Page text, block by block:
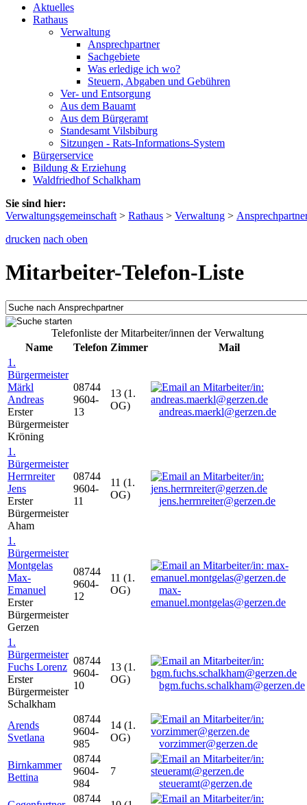
Aktuelles
Rathaus
Verwaltung
Ansprechpartner
Sachgebiete
Was erledige ich wo?
Steuern, Abgaben und Gebühren
Ver- und Entsorgung
Aus dem Bauamt
Aus dem Bürgeramt
Standesamt Vilsbiburg
Sitzungen - Rats-Informations-System
Bürgerservice
Bildung & Erziehung
Waldfriedhof Schalkham
Sie sind hier:
Verwaltungsgemeinschaft > Rathaus > Verwaltung >
drucken nach oben
Mitarbeiter-Telefon-Liste
Telefonliste der Mitarbeiter/innen der Verwaltung
Name
Telefon Zimmer
Mail
1.
Bürgermeister
Märkl
Andreas
Erster
Bürgermeister
Kröning
08744
9604-
13
13 (1.
OG)
andreas.maerkl@gerzen.de
1.
Bürgermeister
Herrnreiter
Jens
Erster
Bürgermeister
Aham
08744
9604-
11
11 (1.
OG)
jens.herrnreiter@gerzen.de
1.
Bürgermeister
Montgelas
Max-
Emanuel
Erster
Bürgermeister
Gerzen
08744
9604-
12
11 (1.
OG)
max-
emanuel.montgelas@gerzen.de
1.
Bürgermeister
Fuchs Lorenz
Erster
Bürgermeister
Schalkham
08744
9604-
10
13 (1.
OG)
bgm.fuchs.schalkham@gerzen.de
Arends
Svetlana
08744
9604-
985
14 (1.
OG)
vorzimmer@gerzen.de
Birnkammer
Bettina
08744
9604-
984
7
steueramt@gerzen.de
08744